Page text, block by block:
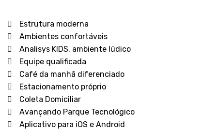
Estrutura moderna
Ambientes confortáveis
Analisys KIDS, ambiente lúdico
Equipe qualificada
Café da manhã diferenciado
Estacionamento próprio
Coleta Domiciliar
Avançando Parque Tecnológico
Aplicativo para iOS e Android